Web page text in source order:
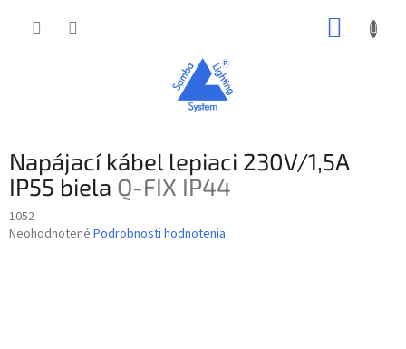
Napájací kábel lepiaci 230V/1,5A
IP55 biela Q-FIX IP44
1052
Priemerné
Neohodnotené Podrobnosti hodnotenia